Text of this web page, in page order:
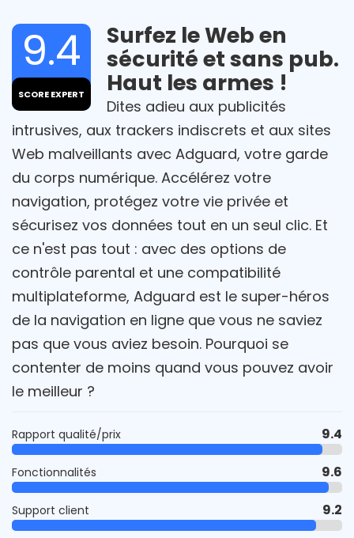
9.4
SCORE EXPERT
Surfez le Web en
sécurité et sans pub.
Haut les armes !
Dites adieu aux publicités
intrusives, aux trackers indiscrets et aux sites
Web malveillants avec Adguard, votre garde
du corps numérique. Accélérez votre
navigation, protégez votre vie privée et
sécurisez vos données tout en un seul clic. Et
ce n'est pas tout : avec des options de
contrôle parental et une compatibilité
multiplateforme, Adguard est le super-héros
de la navigation en ligne que vous ne saviez
pas que vous aviez besoin. Pourquoi se
contenter de moins quand vous pouvez avoir
le meilleur ?
Rapport qualité/prix 9.4
Fonctionnalités 9.6
Support client 9.2